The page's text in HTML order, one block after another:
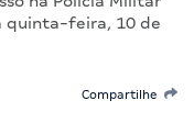
quinta-feira, 10 de
Compartilhe